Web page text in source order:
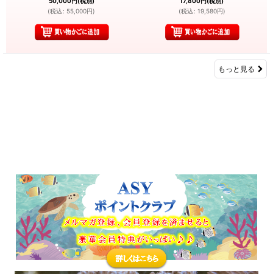
(税込 : 55,000円)
(税込 : 19,580円)
もっと見る